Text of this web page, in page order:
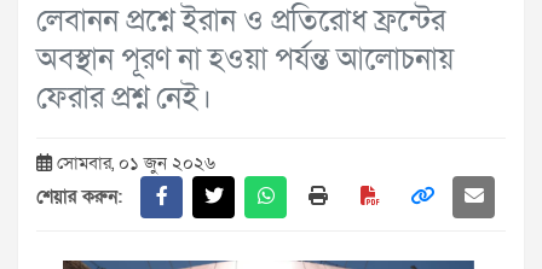
লেবানন প্রশ্নে ইরান ও প্রতিরোধ ফ্রন্টের
অবস্থান পূরণ না হওয়া পর্যন্ত আলোচনায়
ফেরার প্রশ্ন নেই।
সোমবার, ০১ জুন ২০২৬
শেয়ার করুন: